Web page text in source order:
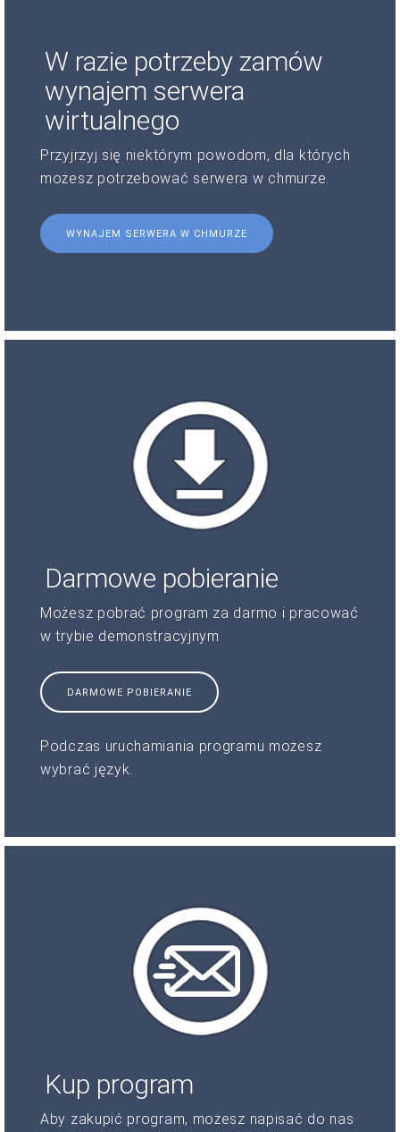
W razie potrzeby zamów
wynajem serwera
wirtualnego
Przyjrzyj się niektórym powodom, dla których
możesz potrzebować serwera w chmurze.
WYNAJEM SERWERA W CHMURZE
Darmowe pobieranie
Możesz pobrać program za darmo i pracować
w trybie demonstracyjnym
DARMOWE POBIERANIE
Podczas uruchamiania programu możesz
wybrać język.
Kup program
Aby zakupić program, możesz napisać do nas